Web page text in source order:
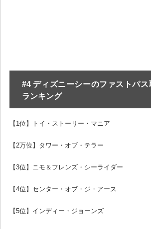
#4 ディズニーシーのファストパ
ランキング
【1位】トイ・ストーリー・マニア
【2万位】タワー・オブ・テラー
【3位】ニモ＆フレンズ・シーライダー
【4位】センター・オブ・ジ・アース
【5位】インディー・ジョーンズ